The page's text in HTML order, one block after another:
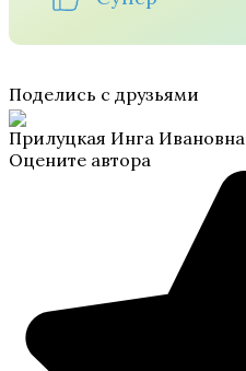
Поделись с друзьями
Прилуцкая Инга Ивановна
Оцените автора